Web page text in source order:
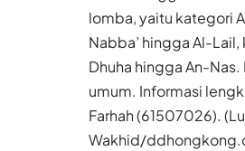
lomba, yaitu kategori
Nabba’ hingga Al-
Dhuha hingga An-
umum. Informasi
Farhah (61507026).
Wakhid/